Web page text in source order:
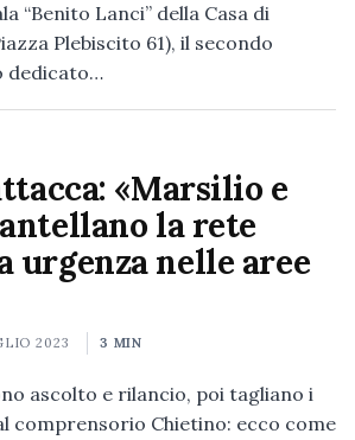
“Benito Lanci” della Casa di
Plebiscito 61), il secondo
dedicato…
«Marsilio e
la rete
urgenza nelle aree
2023 3 MIN
ascolto e rilancio, poi tagliano i
comprensorio Chietino: ecco come